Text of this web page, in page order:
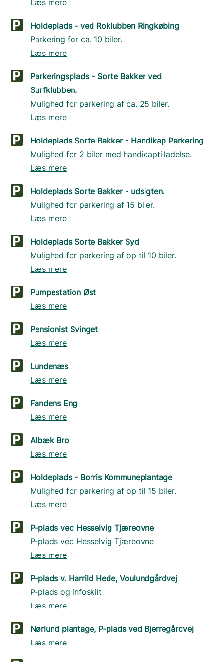
Læs mere
Holdeplads - ved Roklubben Ringkøbing
Parkering for ca. 10 biler.
Læs mere
Parkeringsplads - Sorte Bakker ved
Surfklubben.
Mulighed for parkering af ca. 25 biler.
Læs mere
Holdeplads Sorte Bakker - Handikap Parkering
Mulighed for 2 biler med handicaptilladelse.
Læs mere
Holdeplads Sorte Bakker - udsigten.
Mulighed for parkering af 15 biler.
Læs mere
Holdeplads Sorte Bakker Syd
Mulighed for parkering af op til 10 biler.
Læs mere
Pumpestation Øst
Læs mere
Pensionist Svinget
Læs mere
Lundenæs
Læs mere
Fandens Eng
Læs mere
Albæk Bro
Læs mere
Holdeplads - Borris Kommuneplantage
Mulighed for parkering af op til 15 biler.
Læs mere
P-plads ved Hesselvig Tjæreovne
P-plads ved Hesselvig Tjæreovne
Læs mere
P-plads v. Harrild Hede, Voulundgårdvej
P-plads og infoskilt
Læs mere
Nørlund plantage, P-plads ved Bjerregårdvej
Læs mere